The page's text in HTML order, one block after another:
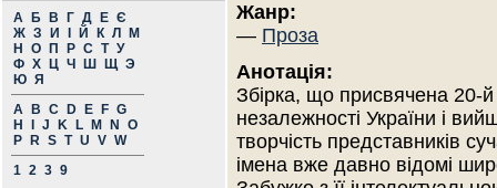
А Б В Г Д Е Є
Ж З И Й К Л
М
Н
О П Р С Т У
Ф Х Ц Ч Ш Щ Э
Ю Я
A
B C D E F G
H
J K L M N
O
P
R S T U V W
1 2 3 9
Жанр:
— Проза
Анотація:
Збірка, що присвячена 20-й
незалежності України і
творчість представників
імена вже давно відомі